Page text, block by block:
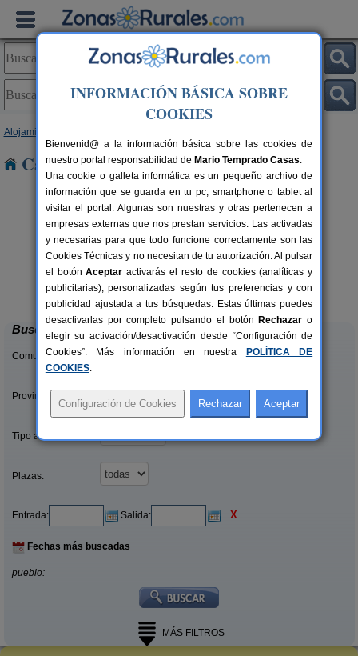
Alojamientos
Casas Rurales cerca de Izco
24-36+14 pers.
desde28 €
Hotel Rural Quinto Real
Eugi (Navarra)
Buscar
Comunidades:
Provincias/Islas:
Tipo alquiler:
Plazas:
Entrada: Salida: X
Fechas más buscadas
pueblo:
MÁS FILTROS
INFORMACIÓN BÁSICA SOBRE
COOKIES
Bienvenid@ a la información básica sobre las cookies de
nuestro portal responsabilidad de Mario Temprado Casas.
Una cookie o galleta informática es un pequeño archivo de
información que se guarda en tu pc, smartphone o tablet al
visitar el portal. Algunas son nuestras y otras pertenecen a
empresas externas que nos prestan servicios. Las activadas
y necesarias para que todo funcione correctamente son las
Cookies Técnicas y no necesitan de tu autorización. Al pulsar
el botónAceptar activarás el resto de cookies (analíticas y
publicitarias), personalizadas según tus preferencias y con
publicidad ajustada a tus búsquedas. Estas últimas puedes
desactivarlas por completo pulsando el botón Rechazar o
elegir su activación/desactivación desde “Configuración de
Cookies”. Más información en nuestra
POLÍTICA DE
COOKIES.